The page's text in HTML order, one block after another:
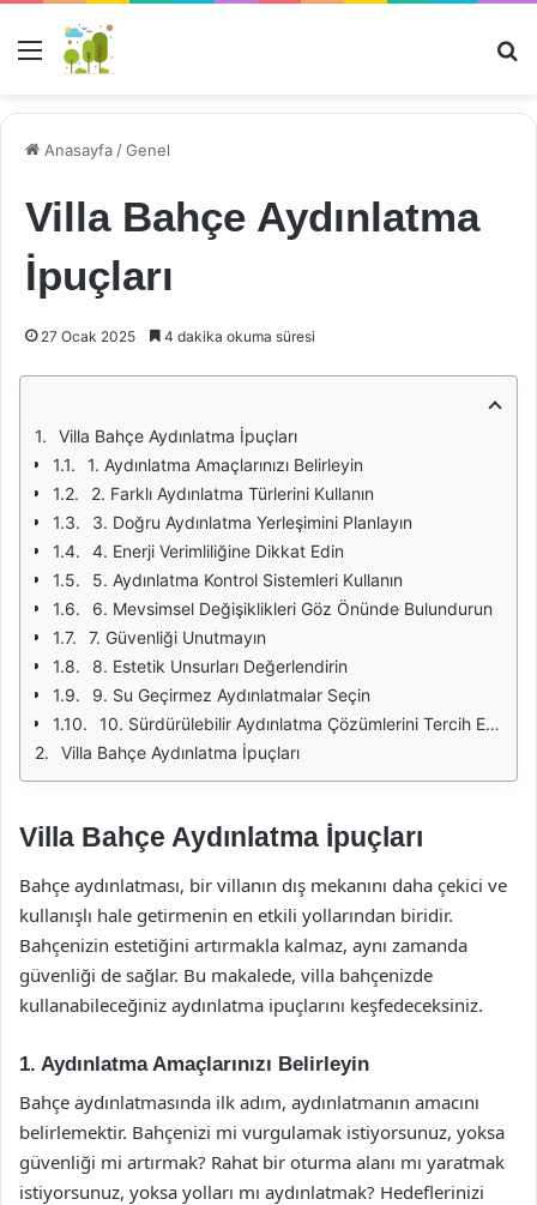
Menü
Anasayfa /Genel
Villa Bahçe Aydınlatma
İpuçları
27 Ocak 2025 4 dakika okuma süresi
Villa Bahçe Aydınlatma İpuçları
1. Aydınlatma Amaçlarınızı Belirleyin
2. Farklı Aydınlatma Türlerini Kullanın
3. Doğru Aydınlatma Yerleşimini Planlayın
4. Enerji Verimliliğine Dikkat Edin
5. Aydınlatma Kontrol Sistemleri Kullanın
6. Mevsimsel Değişiklikleri Göz Önünde Bulundurun
7. Güvenliği Unutmayın
8. Estetik Unsurları Değerlendirin
9. Su Geçirmez Aydınlatmalar Seçin
10. Sürdürülebilir Aydınlatma Çözümlerini Tercih Edin
Villa Bahçe Aydınlatma İpuçları
Villa Bahçe Aydınlatma İpuçları
Bahçe aydınlatması, bir villanın dış mekanını daha çekici ve
kullanışlı hale getirmenin en etkili yollarından biridir.
Bahçenizin estetiğini artırmakla kalmaz, aynı zamanda
güvenliği de sağlar. Bu makalede, villa bahçenizde
kullanabileceğiniz aydınlatma ipuçlarını keşfedeceksiniz.
1. Aydınlatma Amaçlarınızı Belirleyin
Bahçe aydınlatmasında ilk adım, aydınlatmanın amacını
belirlemektir. Bahçenizi mi vurgulamak istiyorsunuz, yoksa
güvenliği mi artırmak? Rahat bir oturma alanı mı yaratmak
istiyorsunuz, yoksa yolları mı aydınlatmak? Hedeflerinizi